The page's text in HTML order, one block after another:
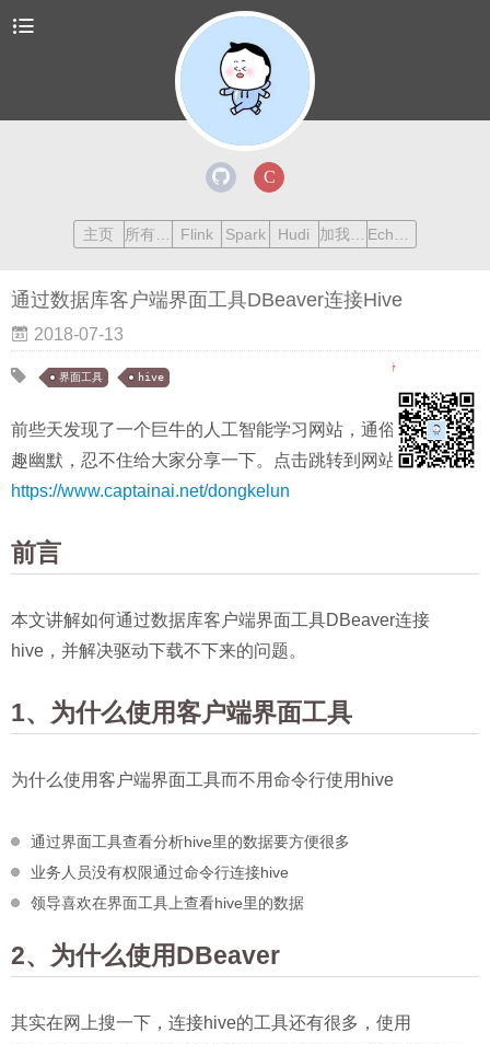
主页 Flink Spark Hudi
通过数据库客户端界面工具DBeaver连接Hive
2018-07-13
界面工具 hive
前些天发现了一个巨牛的人工智能学习网站，通俗易懂，风
趣幽默，忍不住给大家分享一下。点击跳转到网站：
https://www.captainai.net/dongkelun
前言
本文讲解如何通过数据库客户端界面工具DBeaver连接
hive，并解决驱动下载不下来的问题。
1、为什么使用客户端界面工具
为什么使用客户端界面工具而不用命令行使用hive
通过界面工具查看分析hive里的数据要方便很多
业务人员没有权限通过命令行连接hive
领导喜欢在界面工具上查看hive里的数据
2、为什么使用DBeaver
其实在网上搜一下，连接hive的工具还有很多，使用